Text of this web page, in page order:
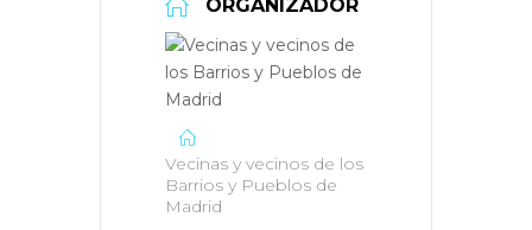
ORGANIZADOR
Vecinas y vecinos de los
Barrios y Pueblos de
Madrid